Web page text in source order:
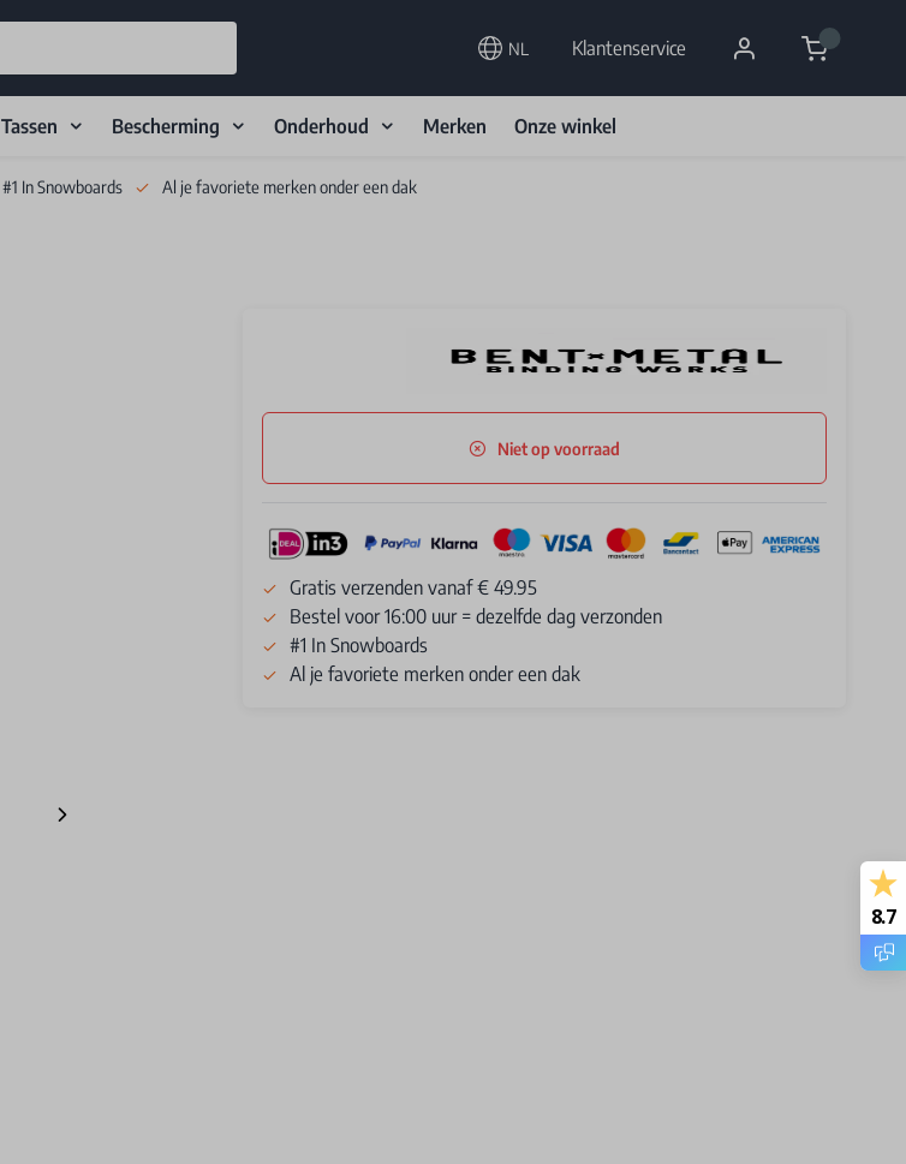
NL Klantenservice Cart
Tassen Bescherming Onderhoud Merken Onze winkel
#1 In Snowboards Al je favoriete merken onder een dak
Niet op voorraad
Gratis verzenden vanaf € 49.95
Bestel voor 16:00 uur = dezelfde dag verzonden
#1 In Snowboards
Al je favoriete merken onder een dak
8.7